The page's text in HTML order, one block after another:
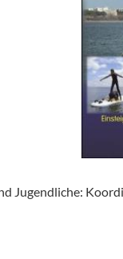
Jugendliche: